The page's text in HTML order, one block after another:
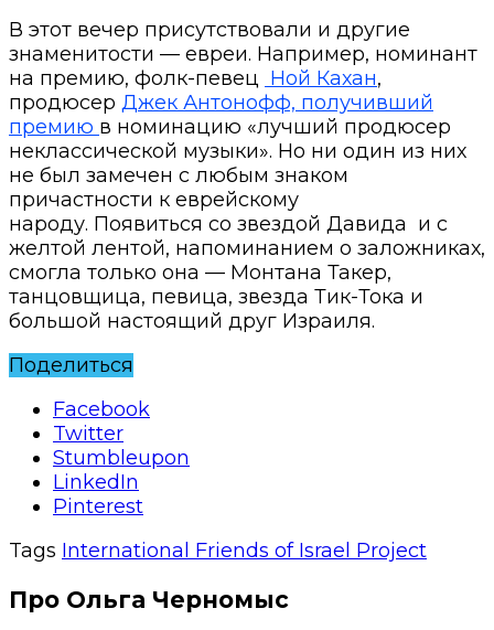
В этот вечер присутствовали и другие
знаменитости — евреи. Например, номинант
на премию, фолк-певец Ной Кахан,
продюсер Джек Антонофф, получивший
премию в номинацию «лучший продюсер
неклассической музыки». Но ни один из них
не был замечен с любым знаком
причастности к еврейскому
народу. Появиться со звездой Давида и с
желтой лентой, напоминанием о заложниках,
смогла только она — Монтана Такер,
танцовщица, певица, звезда Тик-Тока и
большой настоящий друг Израиля.
Поделиться
Facebook
Twitter
Stumbleupon
LinkedIn
Pinterest
Tags International Friends of Israel Project
Про Ольга Черномыс